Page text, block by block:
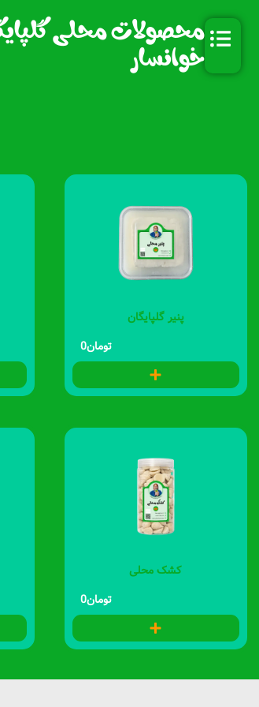
محصولات محلی
خوانسار
پنیر گلپایگان
تومان0
کشک محلی
تومان0